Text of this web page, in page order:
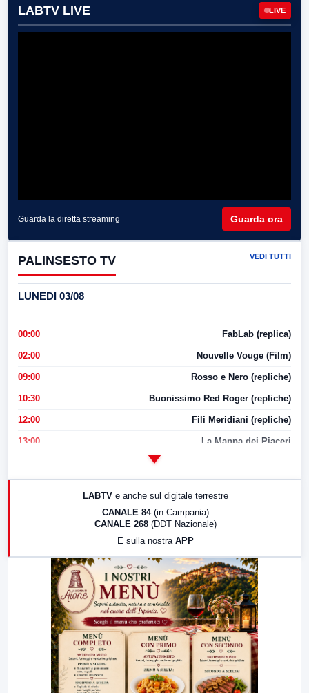
LABTV LIVE LIVE
Guarda la diretta streaming Guarda ora
PALINSESTO TV VEDI TUTTI
LUNEDI 03/08
00:00 FabLab (replica)
02:00 Nouvelle Vouge (Film)
09:00 Rosso e Nero (repliche)
10:30 Buonissimo Red Roger (repliche)
12:00 Fili Meridiani (repliche)
13:00 La Mappa dei Piaceri
LabNews (replica)
LABTV e anche sul digitale terrestre
CANALE 84 (in Campania)
CANALE 268 (DDT Nazionale)
E sulla nostra APP